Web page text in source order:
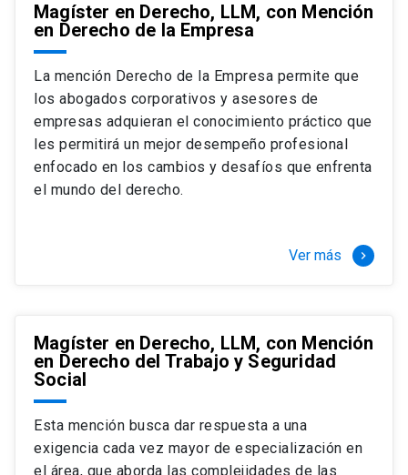
Magíster en Derecho, LLM, con Mención
en Derecho de la Empresa
La mención Derecho de la Empresa permite que
los abogados corporativos y asesores de
empresas adquieran el conocimiento práctico que
les permitirá un mejor desempeño profesional
enfocado en los cambios y desafíos que enfrenta
el mundo del derecho.
Ver más keyboard_arrow_right
Magíster en Derecho, LLM, con Mención
en Derecho del Trabajo y Seguridad
Social
Esta mención busca dar respuesta a una
exigencia cada vez mayor de especialización en
el área, que aborda las complejidades de las